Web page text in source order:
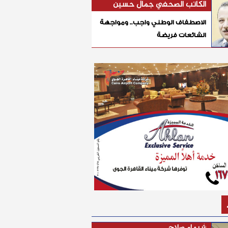
الكاتب الصحفي جمال حسين
الاصطفاف الوطني واجب.. ومواجهة
الشائعات فريضة